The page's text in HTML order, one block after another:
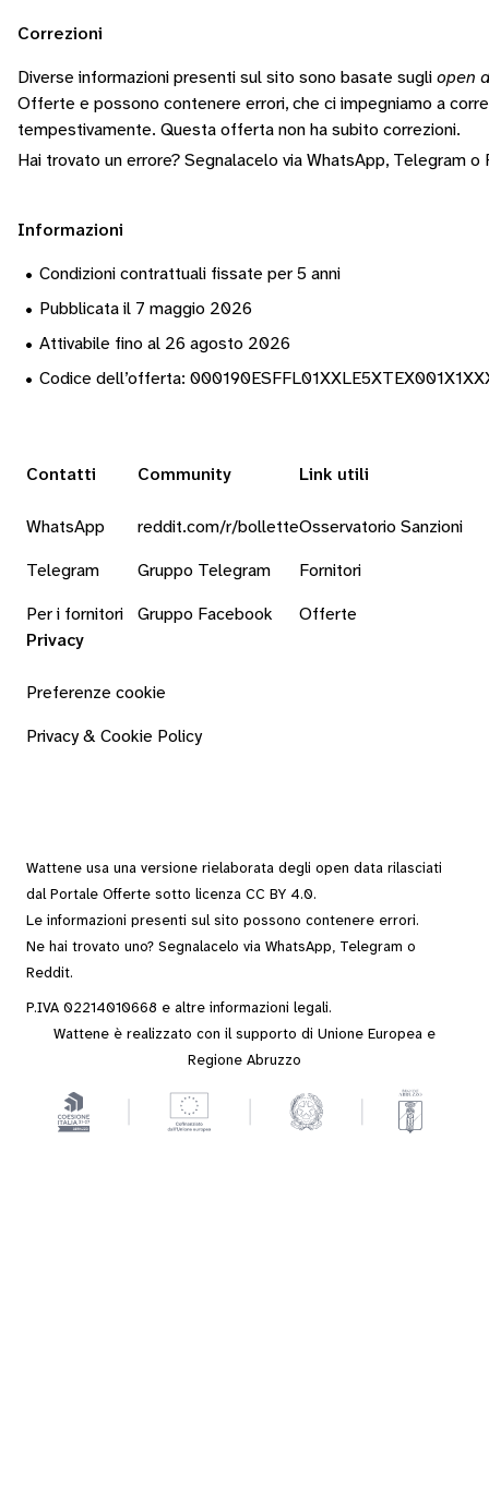
Correzioni
Diverse informazioni presenti sul sito sono basate sugli open
Offerte e possono contenere errori, che ci impegniamo a
tempestivamente. Questa offerta non ha subito correzioni.
Hai trovato un errore? Segnalacelo via WhatsApp, Telegram o
Informazioni
• Condizioni contrattuali fissate per 5 anni
• Pubblicata il 7 maggio 2026
• Attivabile fino al 26 agosto 2026
• Codice dell’offerta:
Contatti
WhatsApp
Telegram
Per i fornitori
Community
reddit.com/r/bollette
Gruppo Telegram
Gruppo Facebook
Link utili
Osservatorio Sanzioni
Fornitori
Offerte
Privacy
Preferenze cookie
Privacy & Cookie Policy
Wattene usa una versione rielaborata degli open data rilasciati
dal Portale Offerte sotto licenza CC BY 4.0.
Le informazioni presenti sul sito possono contenere errori.
Ne hai trovato uno? Segnalacelo via WhatsApp, Telegram o
Reddit.
P.IVA 02214010668 e altre informazioni legali.
Wattene è realizzato con il supporto di Unione Europea e
Regione Abruzzo